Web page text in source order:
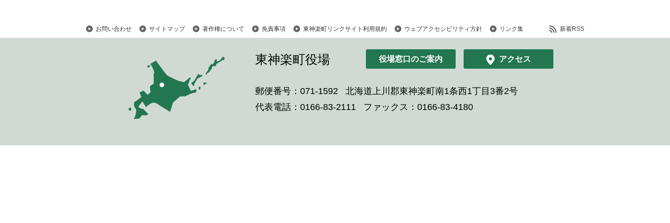
お問い合わせ サイトマップ 著作権について 免責事項 東神楽町リンクサイト利用規約 ウェブアクセシビリティ方針 リンク集 新着RSS
東神楽町役場 役場窓口のご案内 アクセス
郵便番号：071-1592
北海道上川郡東神楽町南1条西1丁目3番2号
代表電話：0166-83-2111
ファックス：0166-83-4180